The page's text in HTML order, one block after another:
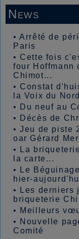
News
•Arrêté de
Paris
• Cette fois
four Hoffmann
Chimot...
• Constat
la Voix du Nord
•
Du neuf au
•
Décès de
•Jeu de piste
oar Gérard
•
La
la carte...
•
Le
hier-
•
Les derniers
briqueterie
• Meilleurs
• Nouvelle
Comité